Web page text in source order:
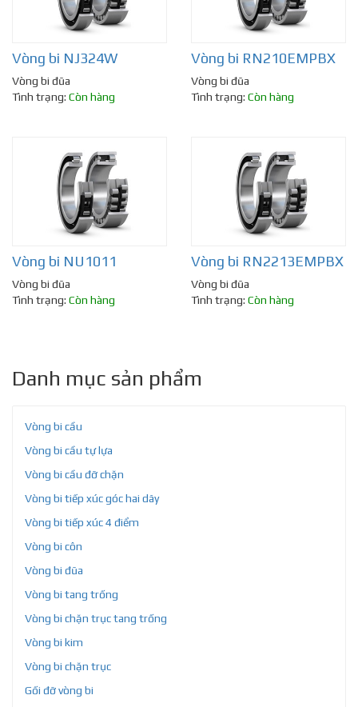
Vòng bi NJ324W
Vòng bi đũa
Tình trạng: Còn hàng
Vòng bi RN210EMPBX
Vòng bi đũa
Tình trạng: Còn hàng
Vòng bi NU1011
Vòng bi đũa
Tình trạng: Còn hàng
Vòng bi RN2213EMPBX
Vòng bi đũa
Tình trạng: Còn hàng
Danh mục sản phẩm
Vòng bi cầu
Vòng bi cầu tự lựa
Vòng bi cầu đỡ chặn
Vòng bi tiếp xúc góc hai dãy
Vòng bi tiếp xúc 4 điểm
Vòng bi côn
Vòng bi đũa
Vòng bi tang trống
Vòng bi chặn trục tang trống
Vòng bi kim
Vòng bi chặn trục
Gối đỡ vòng bi